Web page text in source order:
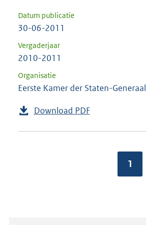
Datum publicatie
30-06-2011
Vergaderjaar
2010-2011
Organisatie
Eerste Kamer der Staten-Generaal
Download PDF
1